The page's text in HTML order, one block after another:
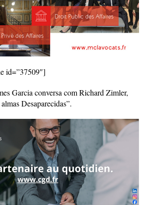
id=”37509″]
Garcia conversa com Richard Zimler,
Desaparecidas”.